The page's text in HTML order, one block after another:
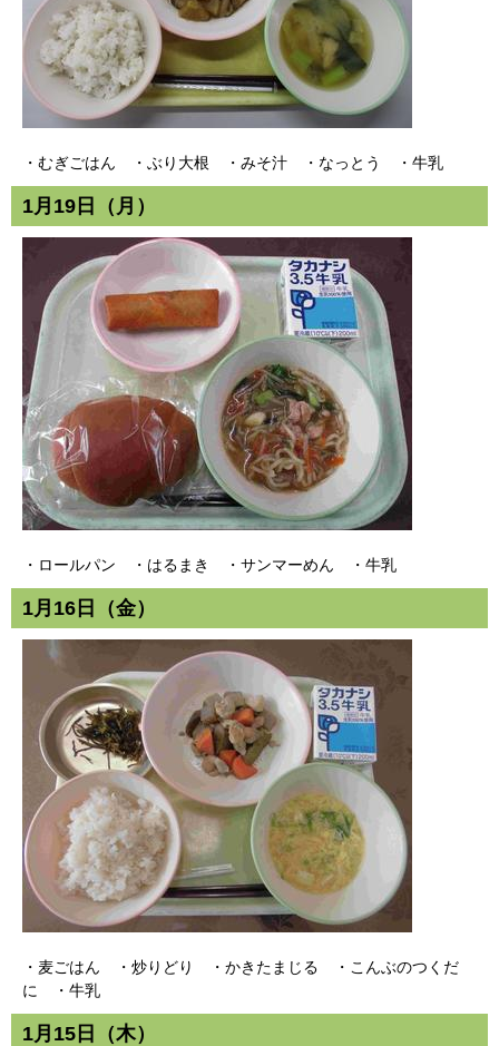
・むぎごはん ・ぶり大根 ・みそ汁 ・なっとう ・牛乳
1月19日（月）
・ロールパン ・はるまき ・サンマーめん ・牛乳
1月16日（金）
・麦ごはん ・炒りどり ・かきたまじる ・こんぶのつくだ
に ・牛乳
1月15日（木）